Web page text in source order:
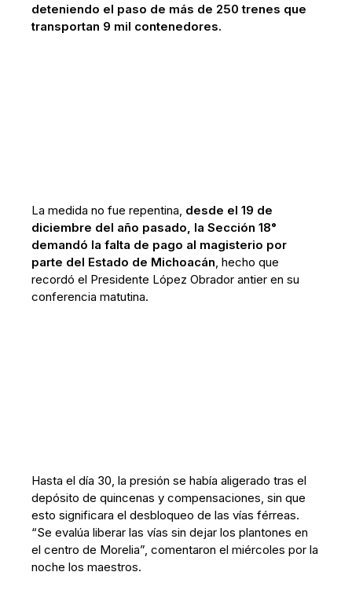
deteniendo el paso de más de 250 trenes que
transportan 9 mil contenedores.
La medida no fue repentina, desde el 19 de
diciembre del año pasado, la Sección 18°
demandó la falta de pago al magisterio por
parte del Estado de Michoacán, hecho que
recordó el Presidente López Obrador antier en su
conferencia matutina.
Hasta el día 30, la presión se había aligerado tras el
depósito de quincenas y compensaciones, sin que
esto significara el desbloqueo de las vías férreas.
“Se evalúa liberar las vías sin dejar los plantones en
el centro de Morelia”, comentaron el miércoles por la
noche los maestros.